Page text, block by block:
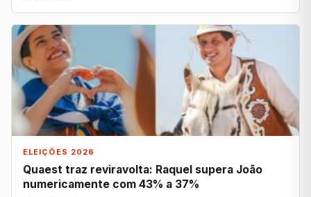
ELEIÇÕES 2026
Quaest traz reviravolta: Raquel supera João
numericamente com 43% a 37%